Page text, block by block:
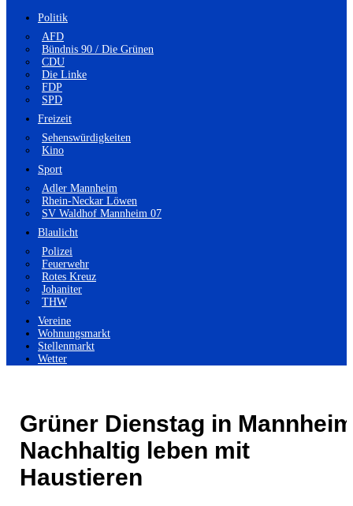
Politik
AFD
Bündnis 90 / Die Grünen
CDU
Die Linke
FDP
SPD
Freizeit
Sehenswürdigkeiten
Kino
Sport
Adler Mannheim
Rhein-Neckar Löwen
SV Waldhof Mannheim 07
Blaulicht
Polizei
Feuerwehr
Rotes Kreuz
Johaniter
THW
Vereine
Wohnungsmarkt
Stellenmarkt
Wetter
Grüner Dienstag in
Nachhaltig leben mit
Haustieren